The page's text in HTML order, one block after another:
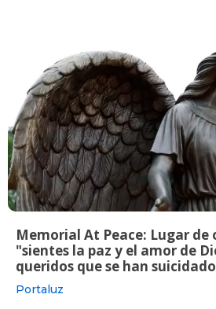
Memorial At Peace: Lugar de
"sientes la paz y el amor de
queridos que se han suicidado
Portaluz